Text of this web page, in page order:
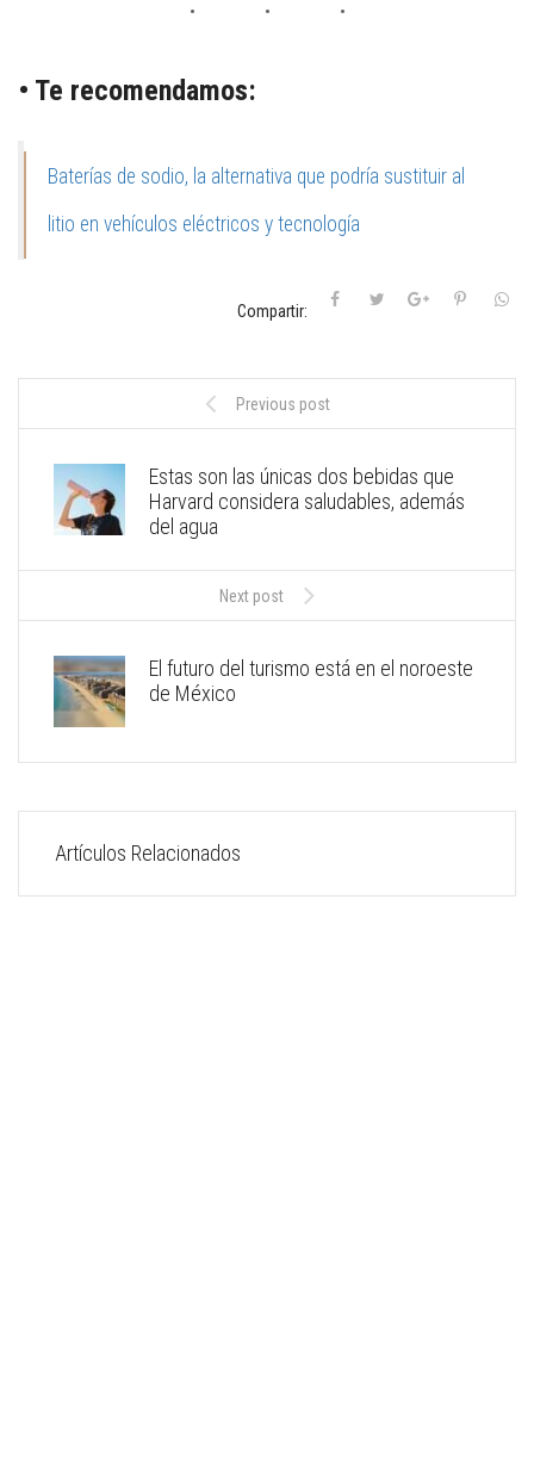
• Te recomendamos:
Baterías de sodio, la alternativa que podría sustituir al
litio en vehículos eléctricos y tecnología
Compartir:
Previous post
Estas son las únicas dos bebidas que
Harvard considera saludables, además
del agua
Next post
El futuro del turismo está en el noroeste
de México
Artículos Relacionados